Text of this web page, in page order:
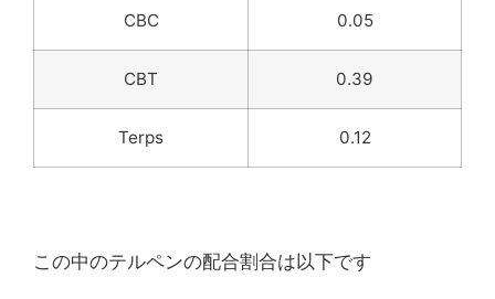
CBC 0.05
CBT 0.39
Terps 0.12
この中のテルペンの配合割合は以下です